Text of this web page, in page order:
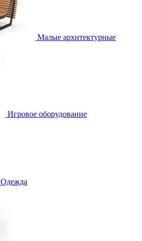
Малые архитектурные
Игровое оборудование
Одежда